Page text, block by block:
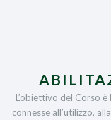
L’obiettivo del Corso
connesse all’utilizzo,